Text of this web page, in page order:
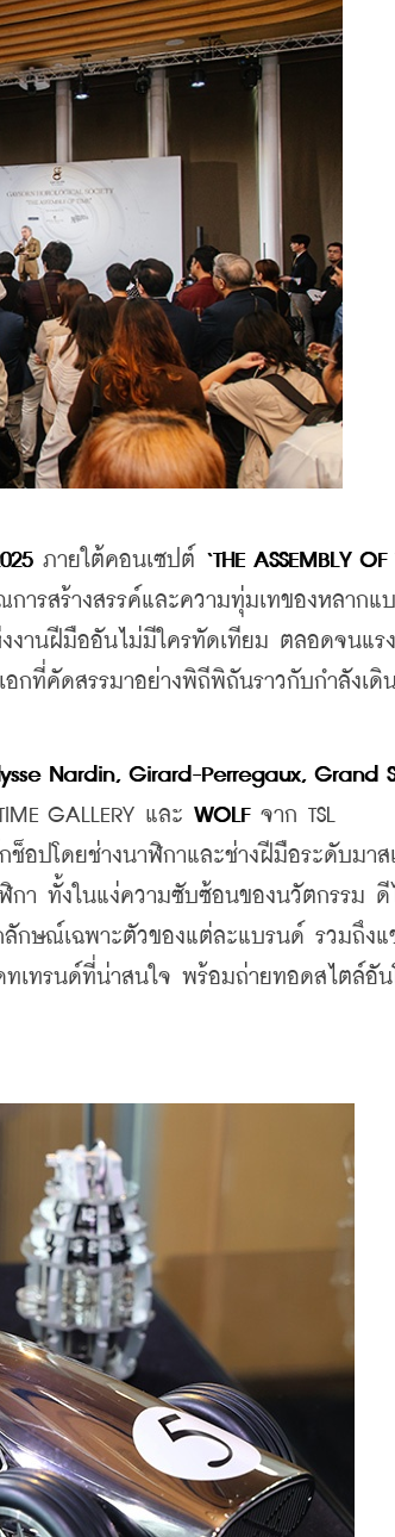
ภายใต้คอนเซปต์ ‘THE ASSEMBLY OF
ารสร้างสรรค์และความทุ่มเทของหลากแ
านฝีมืออันไม่มีใครทัดเทียม ตลอดจนแรง
กที่คัดสรรมาอย่างพิถีพิถันราวกับกำลังเดิ
Nardin, Girard-Perregaux, Grand
GALLERY และ WOLF จาก TSL
อปโดยช่างนาฬิกาและช่างฝีมือระดับมาส
กา ทั้งในแง่ความซับซ้อนของนวัตกรรม ดี
กษณ์เฉพาะตัวของแต่ละแบรนด์ รวมถึงแ
ทเทรนด์ที่น่าสนใจ พร้อมถ่ายทอดสไตล์อัน